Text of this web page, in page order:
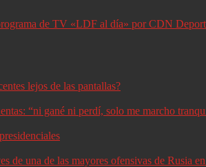
de TV «LDF al día» por CDN
lejos de las pantallas?
“ni gané ni perdí, solo me marcho
de una de las mayores ofensivas de Rusia